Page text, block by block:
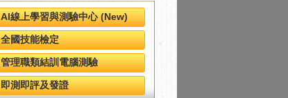
AI線上學習與測驗中心 (New)
全國技能檢定
管理職類結訓電腦測驗
即測即評及發證